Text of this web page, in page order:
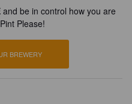
and be in control how you are
Please!
BREWERY